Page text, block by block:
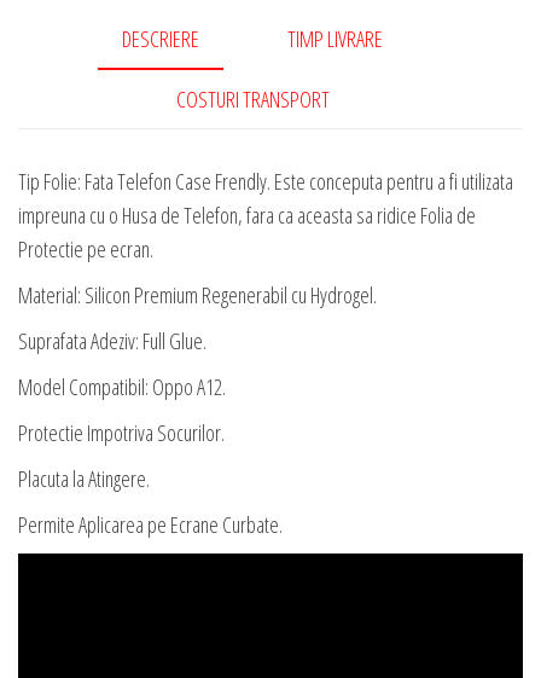
RegenerabilDESCRIERE TIMP LIVRARE
COSTURI TRANSPORT
Tip Folie: Fata Telefon Case Frendly. Este conceputa pentru a fi utilizata
impreuna cu o Husa de Telefon, fara ca aceasta sa ridice Folia de
Protectie pe ecran.
Material: Silicon Premium Regenerabil cu Hydrogel.
Suprafata Adeziv: Full Glue.
Model Compatibil: Oppo A12.
Protectie Impotriva Socurilor.
Placuta la Atingere.
Permite Aplicarea pe Ecrane Curbate.